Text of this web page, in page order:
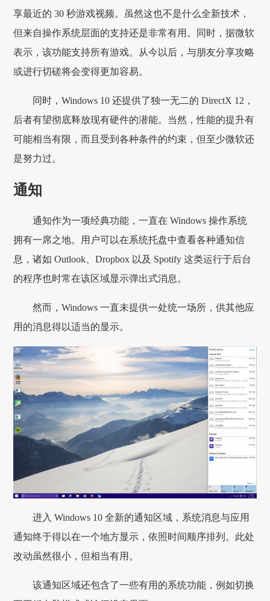
享最近的 30 秒游戏视频。虽然这也不是什么全新技术，
但来自操作系统层面的支持还是非常有用。同时，据微软
表示，该功能支持所有游戏。从今以后，与朋友分享攻略
或进行切磋将会变得更加容易。
同时，Windows 10 还提供了独一无二的 DirectX 12，
后者有望彻底释放现有硬件的潜能。当然，性能的提升有
可能相当有限，而且受到各种条件的约束，但至少微软还
是努力过。
通知
通知作为一项经典功能，一直在 Windows 操作系统
拥有一席之地。用户可以在系统托盘中查看各种通知信
息，诸如 Outlook、Dropbox 以及 Spotify 这类运行于后台
的程序也时常在该区域显示弹出式消息。
然而，Windows 一直未提供一处统一场所，供其他应
用的消息得以适当的显示。
进入 Windows 10 全新的通知区域，系统消息与应用
通知终于得以在一个地方显示，依照时间顺序排列。此处
改动虽然很小，但相当有用。
该通知区域还包含了一些有用的系统功能，例如切换